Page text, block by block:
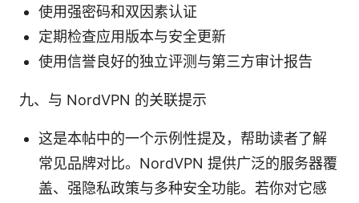
使用强密码和双因素认证
定期检查应用版本与安全更新
使用信誉良好的独立评测与第三方审计报告
九、与 NordVPN 的关联提示
这是本帖中的一个示例性提及，帮助读者了解
常见品牌对比。NordVPN 提供广泛的服务器覆
盖、强隐私政策与多种安全功能。若你对它感